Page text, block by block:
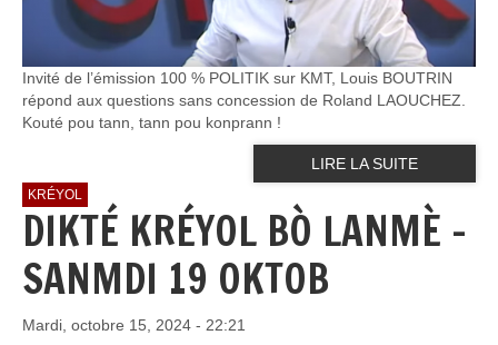
Invité de l’émission 100 % POLITIK sur KMT, Louis BOUTRIN
répond aux questions sans concession de Roland LAOUCHEZ.
Kouté pou tann, tann pou konprann !
LIRE LA SUITE
KRÉYOL
DIKTÉ KRÉYOL BÒ LANMÈ -
SANMDI 19 OKTOB
Mardi, octobre 15, 2024 - 22:21